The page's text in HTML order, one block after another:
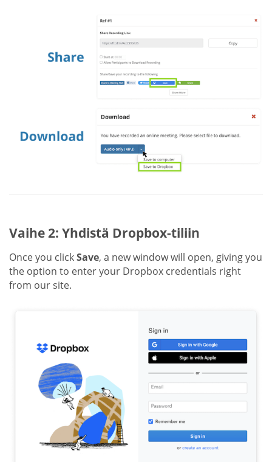
Vaihe 2: Yhdistä Dropbox-tiliin
Once you clickSave, a new window will open, giving you
the option to enter your Dropbox credentials right
from our site.